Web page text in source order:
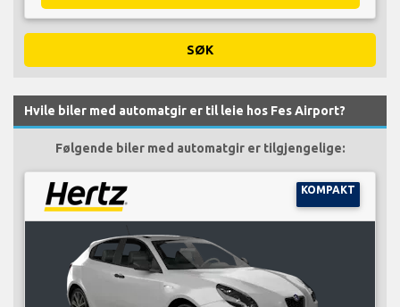
SØK
Hvile biler med automatgir er til leie hos Fes Airport?
Følgende biler med automatgir er tilgjengelige:
KOMPAKT